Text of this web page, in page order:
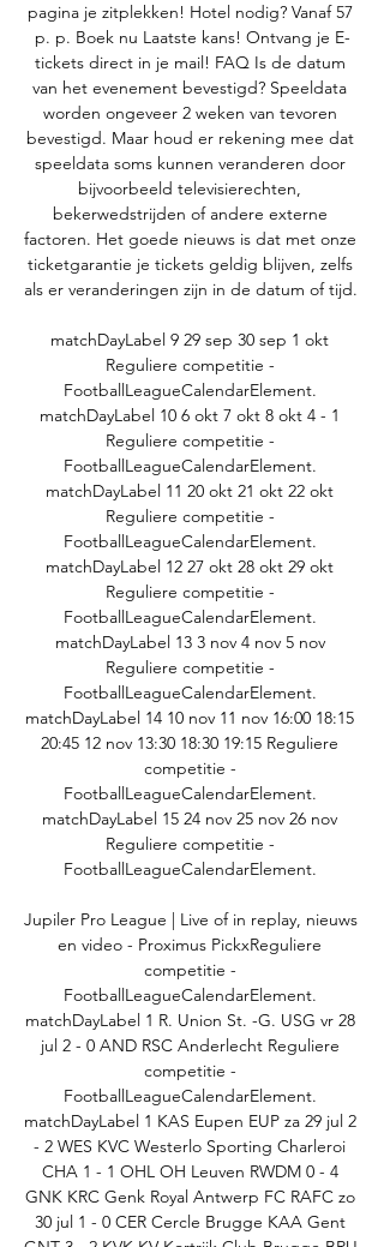
pagina je zitplekken! Hotel nodig? Vanaf 57
p. p. Boek nu Laatste kans! Ontvang je E-
tickets direct in je mail! FAQ Is de datum
van het evenement bevestigd? Speeldata
worden ongeveer 2 weken van tevoren
bevestigd. Maar houd er rekening mee dat
speeldata soms kunnen veranderen door
bijvoorbeeld televisierechten,
bekerwedstrijden of andere externe
factoren. Het goede nieuws is dat met onze
ticketgarantie je tickets geldig blijven, zelfs
als er veranderingen zijn in de datum of tijd.
matchDayLabel 9 29 sep 30 sep 1 okt
Reguliere competitie -
FootballLeagueCalendarElement.
matchDayLabel 10 6 okt 7 okt 8 okt 4 - 1
Reguliere competitie -
FootballLeagueCalendarElement.
matchDayLabel 11 20 okt 21 okt 22 okt
Reguliere competitie -
FootballLeagueCalendarElement.
matchDayLabel 12 27 okt 28 okt 29 okt
Reguliere competitie -
FootballLeagueCalendarElement.
matchDayLabel 13 3 nov 4 nov 5 nov
Reguliere competitie -
FootballLeagueCalendarElement.
matchDayLabel 14 10 nov 11 nov 16:00 18:15
20:45 12 nov 13:30 18:30 19:15 Reguliere
competitie -
FootballLeagueCalendarElement.
matchDayLabel 15 24 nov 25 nov 26 nov
Reguliere competitie -
FootballLeagueCalendarElement.
Jupiler Pro League | Live of in replay, nieuws
en video - Proximus PickxReguliere
competitie -
FootballLeagueCalendarElement.
matchDayLabel 1 R. Union St. -G. USG vr 28
jul 2 - 0 AND RSC Anderlecht Reguliere
competitie -
FootballLeagueCalendarElement.
matchDayLabel 1 KAS Eupen EUP za 29 jul 2
- 2 WES KVC Westerlo Sporting Charleroi
CHA 1 - 1 OHL OH Leuven RWDM 0 - 4
GNK KRC Genk Royal Antwerp FC RAFC zo
30 jul 1 - 0 CER Cercle Brugge KAA Gent